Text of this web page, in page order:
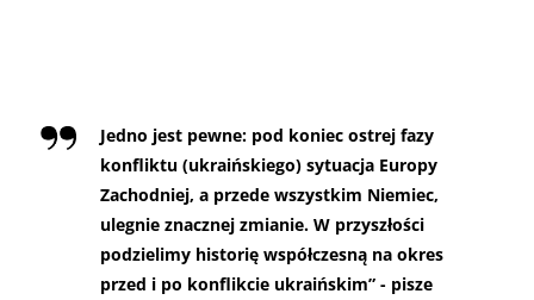
Jedno jest pewne: pod koniec ostrej fazy
konfliktu (ukraińskiego) sytuacja Europy
Zachodniej, a przede wszystkim Niemiec,
ulegnie znacznej zmianie. W przyszłości
podzielimy historię współczesną na okres
przed i po konflikcie ukraińskim” - pisze